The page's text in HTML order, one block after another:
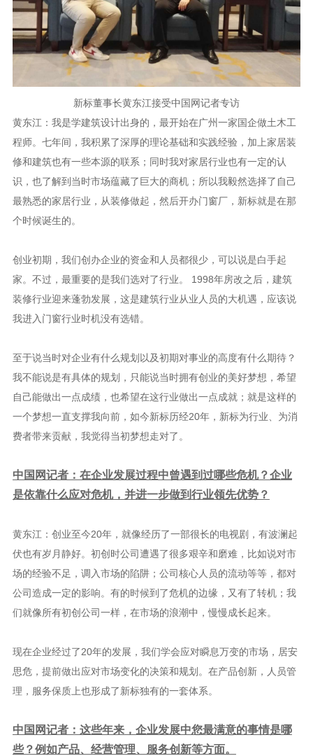
新标董事长黄东江接受中国网记者专访
黄东江：我是学建筑设计出身的，最开始在广州一家国企做土木工
程师。七年间，我积累了深厚的理论基础和实践经验，加上家居装
修和建筑也有一些本源的联系；同时我对家居行业也有一定的认
识，也了解到当时市场蕴藏了巨大的商机；所以我毅然选择了自己
最熟悉的家居行业，从装修做起，然后开办门窗厂，新标就是在那
个时候诞生的。
创业初期，我们创办企业的资金和人员都很少，可以说是白手起
家。不过，最重要的是我们选对了行业。 1998年房改之后，建筑
装修行业迎来蓬勃发展，这是建筑行业从业人员的大机遇，应该说
我进入门窗行业时机没有选错。
至于说当时对企业有什么规划以及初期对事业的高度有什么期待？
我不能说是有具体的规划，只能说当时拥有创业的美好梦想，希望
自己能做出一点成绩，也希望在这行业做出一点成就；就是这样的
一个梦想一直支撑我向前，如今新标历经20年，新标为行业、为消
费者带来贡献，我觉得当初梦想走对了。
中国网记者：在企业发展过程中曾遇到过哪些危机？企业
是依靠什么应对危机，并进一步做到行业领先优势？
黄东江：创业至今20年，就像经历了一部很长的电视剧，有波澜起
伏也有岁月静好。初创时公司遭遇了很多艰辛和磨难，比如说对市
场的经验不足，调入市场的陷阱；公司核心人员的流动等等，都对
公司造成一定的影响。有的时候到了危机的边缘，又有了转机；我
们就像所有初创公司一样，在市场的浪潮中，慢慢成长起来。
现在企业经过了20年的发展，我们学会应对瞬息万变的市场，居安
思危，提前做出应对市场变化的决策和规划。在产品创新，人员管
理，服务保质上也形成了新标独有的一套体系。
中国网记者：这些年来，企业发展中您最满意的事情是哪
些？例如产品、经营管理、服务创新等方面。